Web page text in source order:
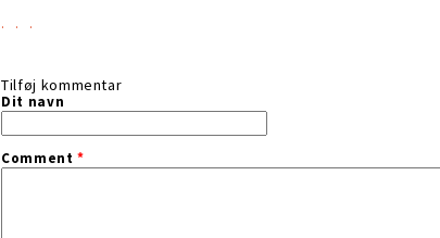
Tilføj kommentar
Dit navn
Comment*